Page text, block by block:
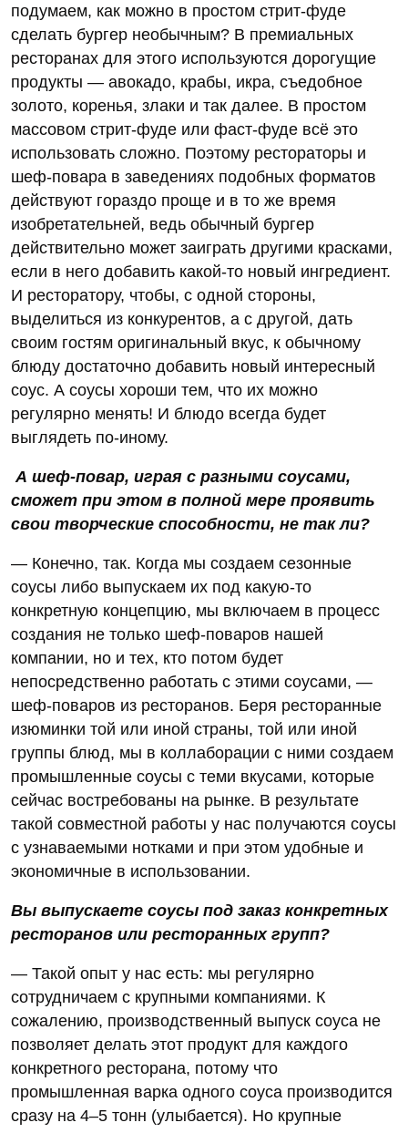
подумаем, как можно в простом стрит-фуде
сделать бургер необычным? В премиальных
ресторанах для этого используются дорогущие
продукты — авокадо, крабы, икра, съедобное
золото, коренья, злаки и так далее. В простом
массовом стрит-фуде или фаст-фуде всё это
использовать сложно. Поэтому рестораторы и
шеф-повара в заведениях подобных форматов
действуют гораздо проще и в то же время
изобретательней, ведь обычный бургер
действительно может заиграть другими красками,
если в него добавить какой-то новый ингредиент.
И ресторатору, чтобы, с одной стороны,
выделиться из конкурентов, а с другой, дать
своим гостям оригинальный вкус, к обычному
блюду достаточно добавить новый интересный
соус. А соусы хороши тем, что их можно
регулярно менять! И блюдо всегда будет
выглядеть по-иному.
А шеф-повар, играя с разными соусами,
сможет при этом в полной мере проявить
свои творческие способности, не так ли?
— Конечно, так. Когда мы создаем сезонные
соусы либо выпускаем их под какую-то
конкретную концепцию, мы включаем в процесс
создания не только шеф-поваров нашей
компании, но и тех, кто потом будет
непосредственно работать с этими соусами, —
шеф-поваров из ресторанов. Беря ресторанные
изюминки той или иной страны, той или иной
группы блюд, мы в коллаборации с ними создаем
промышленные соусы с теми вкусами, которые
сейчас востребованы на рынке. В результате
такой совместной работы у нас получаются соусы
с узнаваемыми нотками и при этом удобные и
экономичные в использовании.
Вы выпускаете соусы под заказ конкретных
ресторанов или ресторанных групп?
— Такой опыт у нас есть: мы регулярно
сотрудничаем с крупными компаниями. К
сожалению, производственный выпуск соуса не
позволяет делать этот продукт для каждого
конкретного ресторана, потому что
промышленная варка одного соуса производится
сразу на 4–5 тонн (улыбается). Но крупные